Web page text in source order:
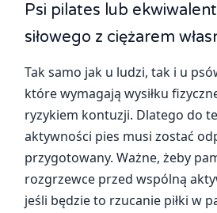
Psi pilates lub
siłowego z ciężarem
Tak samo jak u ludzi, tak i u
które wymagają wysiłku
ryzykiem kontuzji. Dlatego do
aktywności pies musi zostać
przygotowany. Ważne, żeby
rozgrzewce przed wspólną
jeśli będzie to rzucanie piłki w